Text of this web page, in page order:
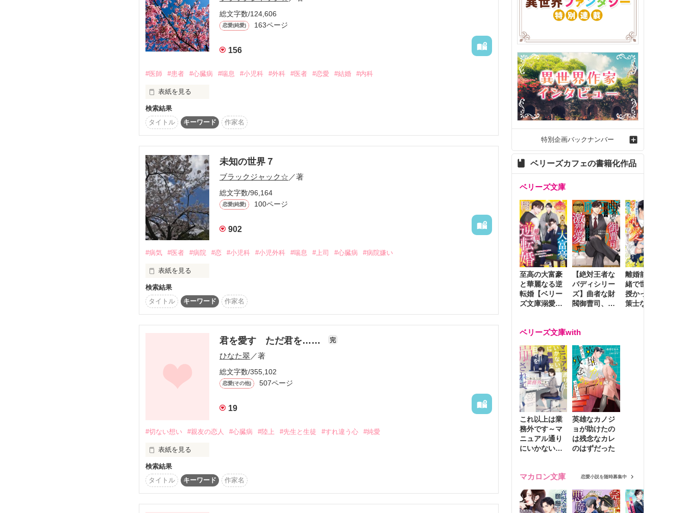
10m.k08様
Nqcham様
如月aoi様
実那月様
НАЯЦ様
佳川鈴奈様
素敵なレビューを
総文字数/124,606
恋愛(純愛) 163ページ
156
#医師 #患者 #心臓病 #喘息 #小児科 #外科 #医者 #恋愛 #結婚 #内科
表紙を見る
孤児院で育った鈴木かなは喘息を患い、かつて幼い頃に世話になった佐藤幸治が主治医となり、入院生
活を送ることになる。退院後、幸治はかなを引き取ることにした。
高校を卒業し、医大に進んだかなに待っていたのは心臓の病気。喘息に心臓病に、さらには大学での勉
る多忙な日々を迎える。そして、再びかなを襲った心臓病。難易度の高い移植手術は成功し、その後食
事制限を受けながらも、一人前の医師として勤務するかなと幸治、その周りの人たちとの物語
________。
是非、パート１からご覧ください。
検索結果
タイトル
キーワード 作家名
未知の世界７
ブラックジャック☆ ／著
総文字数/96,164
恋愛(純愛) 100ページ
902
#病気 #医者 #病院 #恋 #小児科 #小児外科 #喘息 #上司 #心臓病 #病院嫌い
表紙を見る
孤児院で育った鈴木かなは喘息を患い、かつて幼い頃に世話になった佐藤幸治が主治医となり、入院生
活を送ることになる。退院後、幸治はかなを引き取ることにした。
高校を卒業し、医大に進んだかなに待っていたのは心臓の病気。喘息に心臓病に、さらには大学での勉
る多忙な日々を迎える。そして、再びかなを襲った心臓病。難易度の高い移植手術は成功した。その後
小児外科医を目指し、アメリカ留学へ。
しかし待っていたのは、心臓の悪化。そこで実の両親が生前やってきた研究が、かなの治療に役立つ時
がやってきた…
果たしてかなの運命は？
ご興味を持たれた方は、是非、パート１からご覧ください。
検索結果
タイトル
キーワード 作家名
君を愛す ただ君を…… 完
ひなた翠／著
総文字数/355,102
恋愛(その他) 507ページ
19
#切ない想い #親友の恋人 #心臓病 #陸上 #先生と生徒 #すれ違う心 #純愛
表紙を見る
君を好きだと自覚したときには
検索結果
タイトル
キーワード 作家名
特別企画バックナンバー
ベリーズカフェの書籍化作品
ベリーズ文庫
至高の大富豪
と華麗なる逆
転婚【ベリー
ズ文庫溺愛ア
【絶対王者な
バディシリー
ズ】曲者な財
閥御曹司、笑
激烈愛で貫く
離婚前夜に内
緒で世継ぎを
授かったら～
策士な御曹司
ベリーズ文庫with
これ以上は業
務外です～マ
ニュアル通り
にいかない彼
英雄なカノジ
ョが助けたの
は残念なカレ
のはずだった
マカロン文庫 恋愛小説を随時募集中